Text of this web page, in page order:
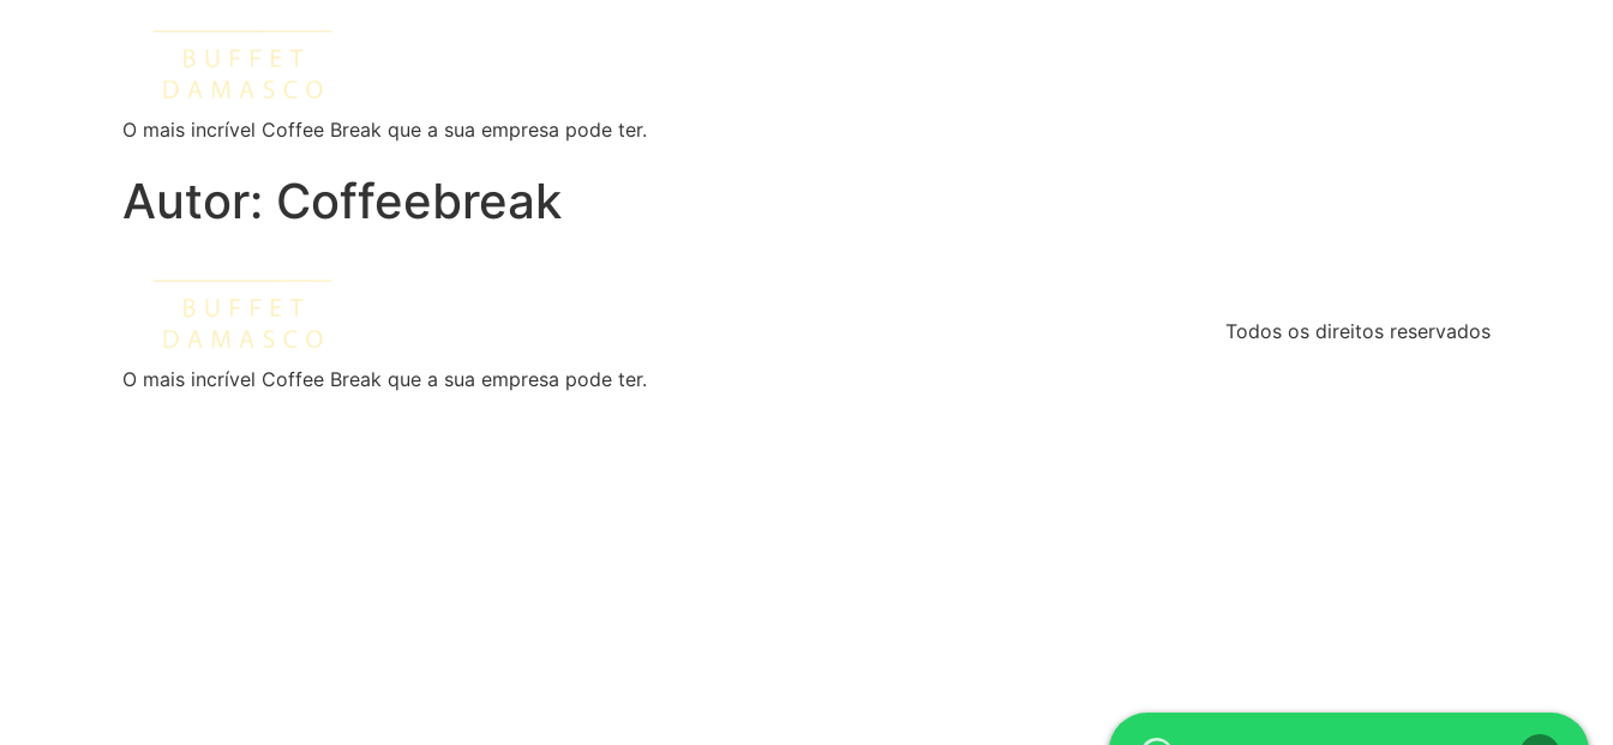
O mais incrível Coffee Break que a sua empresa pode ter.
Autor: Coffeebreak
O mais incrível Coffee Break que a sua empresa pode ter.
Todos os direitos reservados